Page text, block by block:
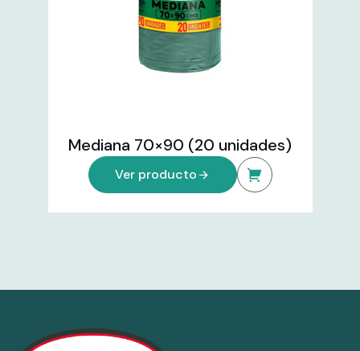
Mediana 70×90 (20 unidades)
Ver producto